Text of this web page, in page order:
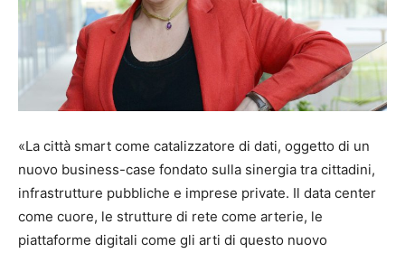
«La città smart come catalizzatore di dati, oggetto di un
nuovo business-case fondato sulla sinergia tra cittadini,
infrastrutture pubbliche e imprese private. Il data center
come cuore, le strutture di rete come arterie, le
piattaforme digitali come gli arti di questo nuovo